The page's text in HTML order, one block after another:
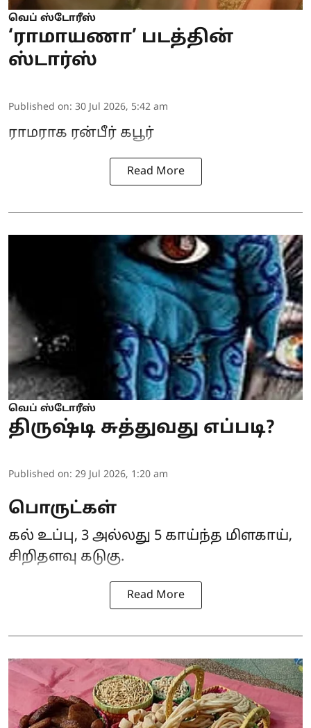
வெப் ஸ்டோரீஸ்
‘ராமாயணா’ படத்தின்
ஸ்டார்ஸ்
Published on: 30 Jul 2026, 5:42 am
ராமராக ரன்பீர் கபூர்
Read More
வெப் ஸ்டோரீஸ்
திருஷ்டி சுத்துவது எப்படி?
Published on: 29 Jul 2026, 1:20 am
பொருட்கள்
கல் உப்பு, 3 அல்லது 5 காய்ந்த மிளகாய்,
சிறிதளவு கடுகு.
Read More